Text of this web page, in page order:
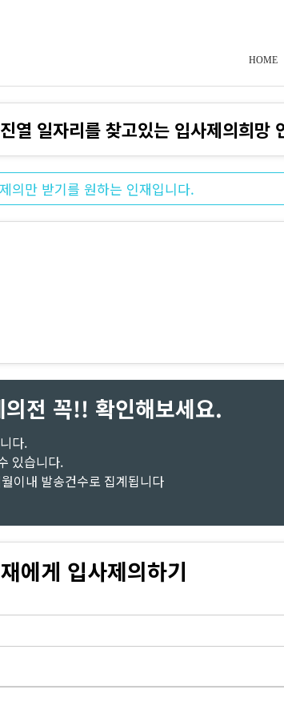
HOME
열 일자리를 찾고있는 입사제의희망
의만 받기를 원하는 인재입니다.
의전 꼭!! 확인해보세요.
다.
있습니다.
이내 발송건수로 집계됩니다
에게 입사제의하기